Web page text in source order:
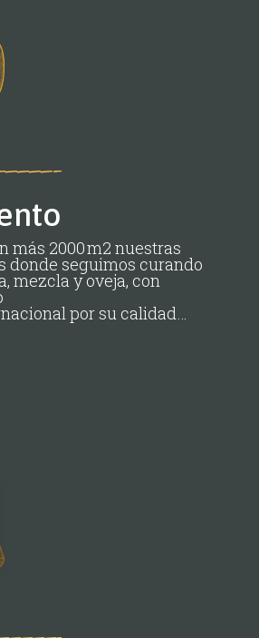
más 2000 m2 nuestras
donde seguimos curando
mezcla y oveja, con
por su calidad…